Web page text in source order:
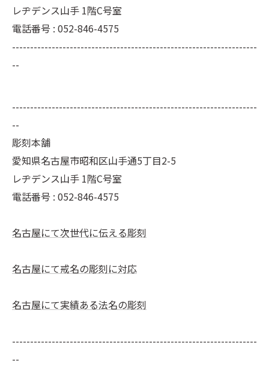
レヂデンス山手 1階C号室
電話番号 : 052-846-4575
--------------------------------------------------------------------
--
--------------------------------------------------------------------
--
彫刻本舗
愛知県名古屋市昭和区山手通5丁目2-5
レヂデンス山手 1階C号室
電話番号 : 052-846-4575
名古屋にて次世代に伝える彫刻
名古屋にて戒名の彫刻に対応
名古屋にて実績ある法名の彫刻
--------------------------------------------------------------------
--